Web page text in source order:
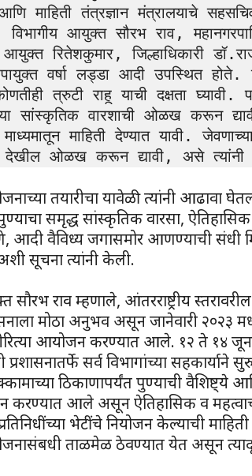
माहिती तंत्रज्ञान मंत्रालयाचे
विभागीय आयुक्त सौरभ राव,
आयुक्त रितेशकुमार, जिल्हाधिकारी
वर्षा लड्डा आदी उपस्थित होते.
त्रुटी राहू याची दक्षता घ्यावी.
सांस्कृतिक वारशाची ओळख करून
माहिती देण्यात यावी.
देखील ओळख करून द्यावी, असे त्यांनी
तयारीचा यावेळी त्यांनी आढावा
समृद्ध सांस्कृतिक वारसा,
आदी वैविध्य जगासमोर आणण्याची संधी
सूचना त्यांनी केली.
राव म्हणाले, आंतरराष्ट्रीय
मोठा अनुभव असून जानेवारी २०२३
आयोजन करण्यात आले. १२ ते १४
सर्व विभागांच्या सहकार्याने
ठिकाणापर्यंत पुण्याची
करण्यात आले असून ऐतिहासिक व
भेटींचे नियोजन केल्याची
ताळमेळ ठेवण्यात येत असून